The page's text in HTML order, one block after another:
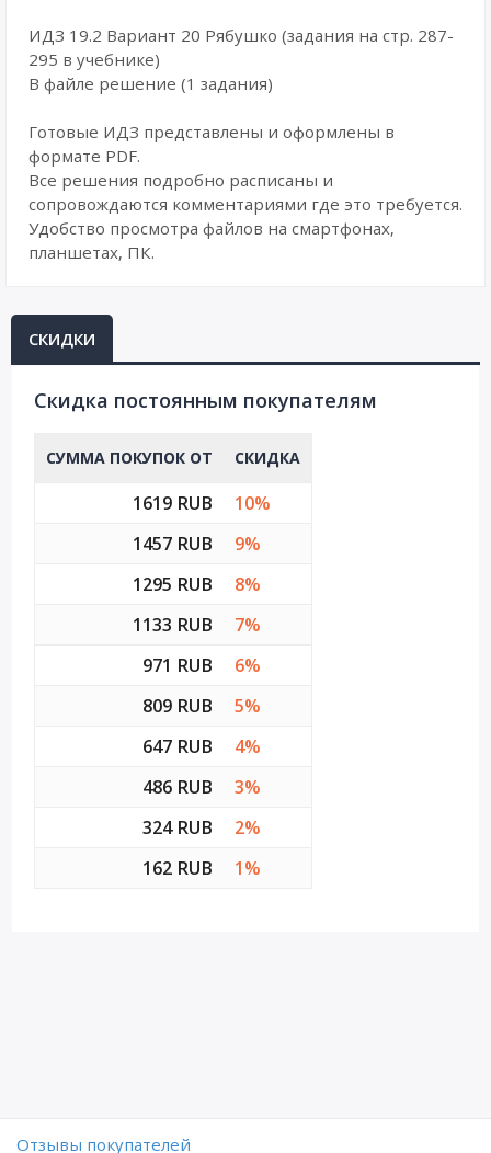
ИДЗ 19.2 Вариант 20 Рябушко (задания на стр. 287-
295 в учебнике)
В файле решение (1 задания)
Готовые ИДЗ представлены и оформлены в
формате PDF.
Все решения подробно расписаны и
сопровождаются комментариями где это требуется.
Удобство просмотра файлов на смартфонах,
планшетах, ПК.
СКИДКИ
Cкидка постоянным покупателям
СУММА ПОКУПОК ОТ СКИДКА
1619 RUB
10%
1457 RUB
9%
1295 RUB
8%
1133 RUB
7%
971 RUB
6%
809 RUB
5%
647 RUB
4%
486 RUB
3%
324 RUB
2%
162 RUB
1%
Отзывы покупателей